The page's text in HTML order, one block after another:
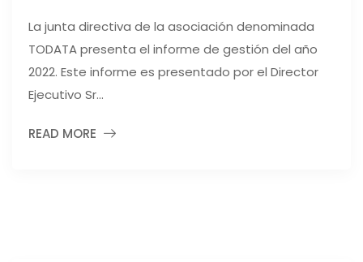
La junta directiva de la asociación denominada
TODATA presenta el informe de gestión del año
2022. Este informe es presentado por el Director
Ejecutivo Sr...
READ MORE